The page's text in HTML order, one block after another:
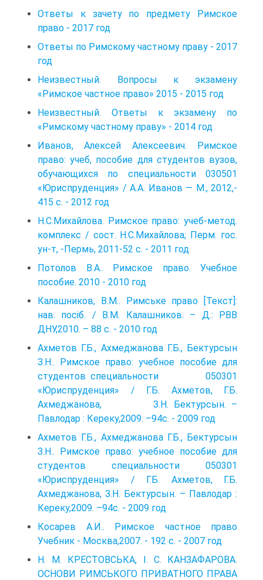
Ответы к зачету по предмету Римское
право - 2017 год
Ответы по Римскому частному праву - 2017
год
Неизвестный. Вопросы к экзамену
«Римское частное право» 2015 - 2015 год
Неизвестный. Ответы к экзамену по
«Римскому частному праву» - 2014 год
Иванов, Алексей Алексеевич. Римское
право: учеб, пособие для студентов вузов,
обучающих­ся по специальности 030501
«Юриспруденция» / А.А. Иванов — М., 2012,-
415 с. - 2012 год
Н.С.Михайлова. Римское право: учеб-метод.
комплекс / сост. Н.С.Михайлова; Перм. гос.
ун-т, -Пермь, 2011-52 с. - 2011 год
Потолов В.А.. Римское право. Учебное
пособие. 2010 - 2010 год
Калашников, В.М.. Римське право [Текст]:
нав. посіб. / В.М. Калашников. – Д.: РВВ
ДНУ,2010. – 88 с. - 2010 год
Ахметов Г.Б., Ахмеджанова Г.Б., Бектурсын
З.Н.. Римское право: учебное пособие для
студентов специальности 050301
«Юриспруденция» / Г.Б. Ахметов, Г.Б.
Ахмеджанова, З.Н. Бектурсын. –
Павлодар : Кереку,2009. –94с. - 2009 год
Ахметов Г.Б., Ахмеджанова Г.Б., Бектурсын
З.Н.. Римское право: учебное пособие для
студентов специальности 050301
«Юриспруденция» / Г.Б. Ахметов, Г.Б.
Ахмеджанова, З.Н. Бектурсын. – Павлодар :
Кереку,2009. –94с. - 2009 год
Косарев А.И.. Римское частное право
Учебник - Москва,2007. - 192 c. - 2007 год
Н. М. КРЕСТОВСЬКА, І. С. КАНЗАФАРОВА.
ОСНОВИ РИМСЬКОГО ПРИВАТНОГО ПРАВА